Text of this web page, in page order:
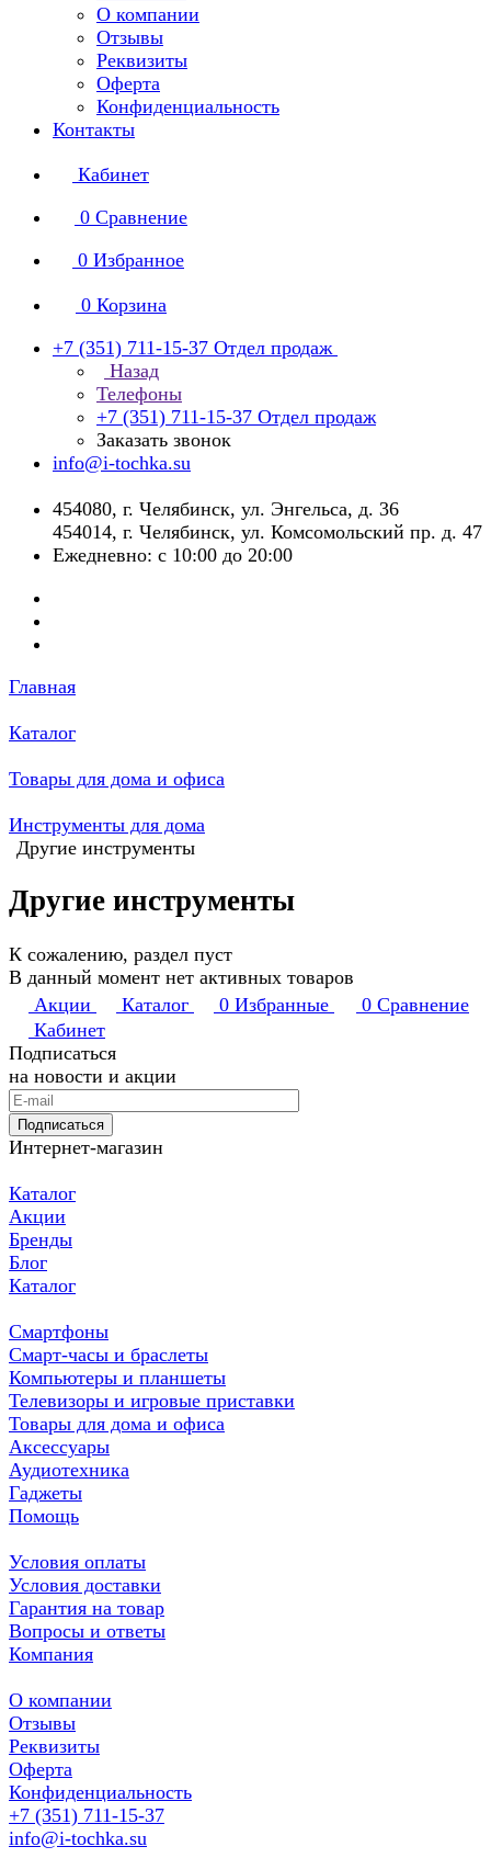
О компании
Отзывы
Реквизиты
Оферта
Конфиденциальность
Контакты
Кабинет
0 Сравнение
0 Избранное
0 Корзина
+7 (351) 711-15-37 Отдел продаж
Назад
Телефоны
+7 (351) 711-15-37 Отдел продаж
Заказать звонок
info@i-tochka.su
​454080, г. Челябинск, ул. Энгельса, д. 36
454014, г. Челябинск, ул. Комсомольский пр. д. 47
Ежедневно: с 10:00 до 20:00
Главная
Каталог
Товары для дома и офиса
Инструменты для дома
Другие инструменты
Другие инструменты
К сожалению, раздел пуст
В данный момент нет активных товаров
Акции
Каталог 0 Избранные 0 Сравнение
Кабинет
Подписаться
на новости и акции
Подписаться
Интернет-магазин
Каталог
Акции
Бренды
Блог
Каталог
Смартфоны
Смарт-часы и браслеты
Компьютеры и планшеты
Телевизоры и игровые приставки
Товары для дома и офиса
Аксессуары
Аудиотехника
Гаджеты
Помощь
Условия оплаты
Условия доставки
Гарантия на товар
Вопросы и ответы
Компания
О компании
Отзывы
Реквизиты
Оферта
Конфиденциальность
+7 (351) 711-15-37
info@i-tochka.su